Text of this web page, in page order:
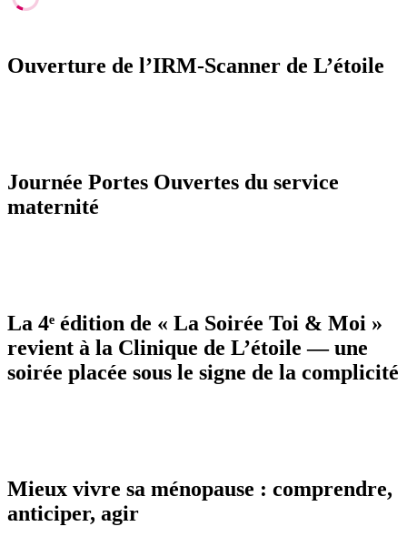
Ouverture de l’IRM-Scanner de L’étoile
Journée Portes Ouvertes du service
maternité
La 4ᵉ édition de « La Soirée Toi & Moi »
revient à la Clinique de L’étoile — une
soirée placée sous le signe de la complicité
Mieux vivre sa ménopause : comprendre,
anticiper, agir